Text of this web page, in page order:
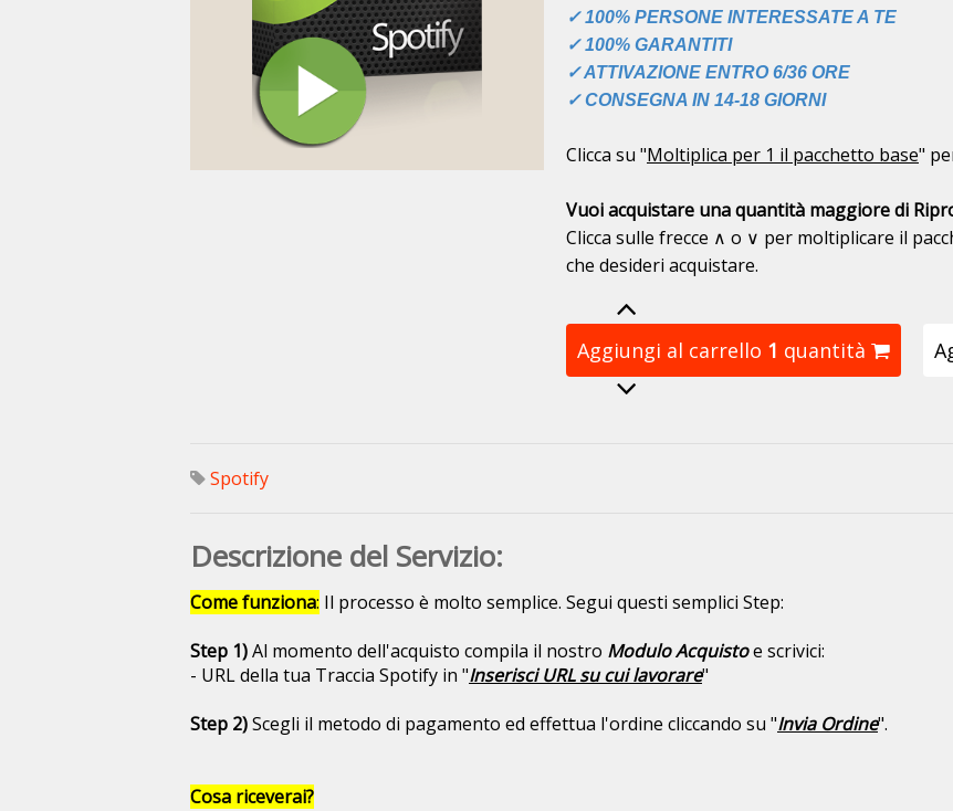
✓ 100% PERSONE INTERESSATE A TE
✓ 100% GARANTITI
✓ ATTIVAZIONE ENTRO 6/36 ORE
✓ CONSEGNA IN 14-18 GIORNI
Clicca su "Moltiplica per 1 il pacchetto base"
Vuoi acquistare una quantità maggiore di
Clicca sulle frecce ∧ o ∨ per moltiplicare il
che desideri acquistare.
Aggiungi al carrello 1 quantità
Spotify
Descrizione del Servizio:
Come funziona: Il processo è molto semplice. Segui questi semplici Step:
Step 1)Al momento dell'acquisto compila il nostro Modulo Acquistoe scrivici:
- URL della tua Traccia Spotify in "Inserisci URL su cui lavorare"
Step 2)Scegli il metodo di pagamento ed effettua l'ordine cliccando su "Invia Ordine".
Cosa riceverai?